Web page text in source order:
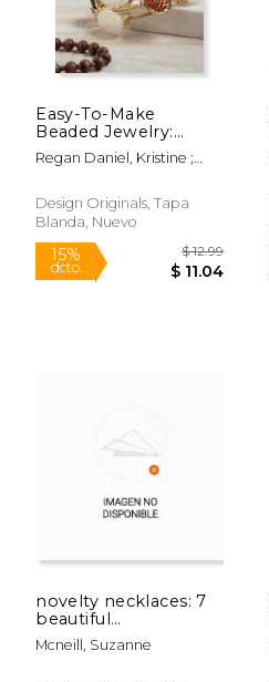
Easy-To-Make
Beaded Jewelry:
Stylish Looks to
String, Wrap & Wear
Regan Daniel, Kristine ;
Pemberton, Chloe
Design Originals, Tapa
Blanda, Nuevo
novelty necklaces: 7
beautiful
projects..fabulous
jewelry for each day
Mcneill, Suzanne